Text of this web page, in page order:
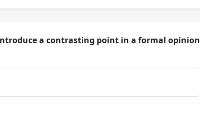
a contrasting point in a formal opinion